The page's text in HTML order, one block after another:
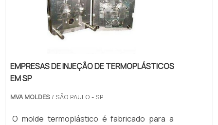
uma ou mais cavidades capaz.
EMPRESAS DE INJEÇÃO DE TERMOPLÁSTICOS
EM SP
MVA MOLDES / SÃO PAULO - SP
O molde termoplástico é fabricado para a